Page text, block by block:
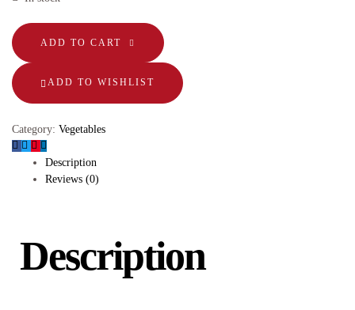
ADD TO CART
ADD TO WISHLIST
Category: Vegetables
Description
Reviews (0)
Description